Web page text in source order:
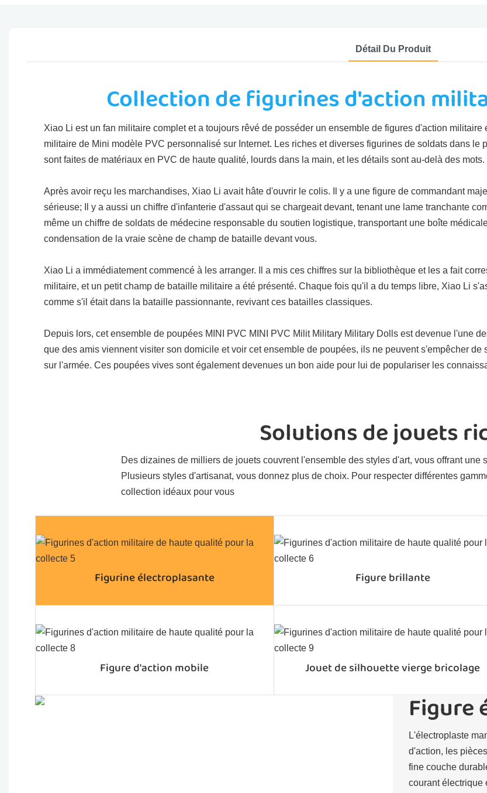
Détail Du Produit
Collection de figurines d'action
Xiao Li est un fan militaire complet et a toujours rêvé de posséder un ensemble de figures d'action
militaire de Mini modèle PVC personnalisé sur Internet. Les riches et diverses figurines de soldats dans
sont faites de matériaux en PVC de haute qualité, lourds dans la main, et les détails sont au-delà des
Après avoir reçu les marchandises, Xiao Li avait hâte d'ouvrir le colis. Il y a une figure de commandant
sérieuse; Il y a aussi un chiffre d'infanterie d'assaut qui se chargeait devant, tenant une lame tranchante
même un chiffre de soldats de médecine responsable du soutien logistique, transportant une boîte
condensation de la vraie scène de champ de bataille devant vous.
Xiao Li a immédiatement commencé à les arranger. Il a mis ces chiffres sur la bibliothèque et les a fait
militaire, et un petit champ de bataille militaire a été présenté. Chaque fois qu'il a du temps libre, Xiao Li
comme s'il était dans la bataille passionnante, revivant ces batailles classiques.
Depuis lors, cet ensemble de poupées MINI PVC MINI PVC Milit Military Military Dolls est devenue l'une
que des amis viennent visiter son domicile et voir cet ensemble de poupées, ils ne peuvent s'empêcher
sur l'armée. Ces poupées vives sont également devenues un bon aide pour lui de populariser les
Solutions de jouets
Des dizaines de milliers de jouets couvrent l'ensemble des styles d'art, vous offrant
Plusieurs styles d'artisanat, vous donnez plus de choix. Pour respecter différentes
collection idéaux pour vous
Figurine électroplasante Figure brillante
Figure d'action mobile Jouet de silhouette vierge bricolage
Figure
L'électroplaste
d'action, les
fine couche
courant électrique